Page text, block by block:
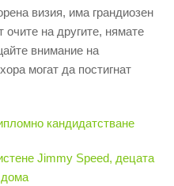
визия, има грандиозен
очите на другите, нямате
внимание на
могат да постигнат
кандидатстване
Jimmy Speed, децата
дома